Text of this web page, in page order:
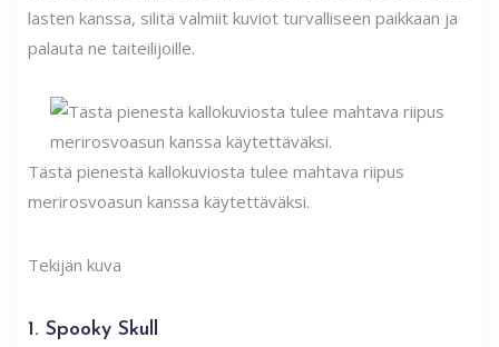
lasten kanssa, silitä valmiit kuviot turvalliseen paikkaan ja
palauta ne taiteilijoille.
Tästä pienestä kallokuviosta tulee mahtava riipus
merirosvoasun kanssa käytettäväksi.
Tekijän kuva
1. Spooky Skull